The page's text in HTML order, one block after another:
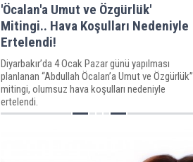
'Öcalan'a Umut ve Özgürlük'
Mitingi.. Hava Koşulları Nedeniyle
Ertelendi!
Diyarbakır’da 4 Ocak Pazar günü yapılması
planlanan “Abdullah Öcalan’a Umut ve Özgürlük”
mitingi, olumsuz hava koşulları nedeniyle
ertelendi.